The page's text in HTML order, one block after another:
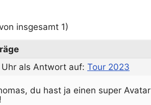
insgesamt 1)
als Antwort auf: Tour 2023
du hast ja einen super Avatar